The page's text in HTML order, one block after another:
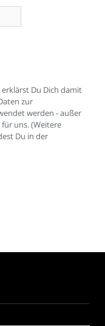
Du Dich damit
zur
werden - außer
uns. (Weitere
Du in der